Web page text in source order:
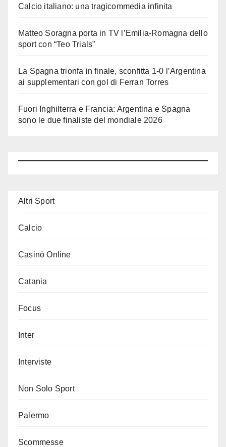
Calcio italiano: una tragicommedia infinita
Matteo Soragna porta in TV l’Emilia-Romagna dello
sport con “Teo Trials”
La Spagna trionfa in finale, sconfitta 1-0 l’Argentina
ai supplementari con gol di Ferran Torres
Fuori Inghilterra e Francia: Argentina e Spagna
sono le due finaliste del mondiale 2026
Altri Sport
Calcio
Casinò Online
Catania
Focus
Inter
Interviste
Non Solo Sport
Palermo
Scommesse